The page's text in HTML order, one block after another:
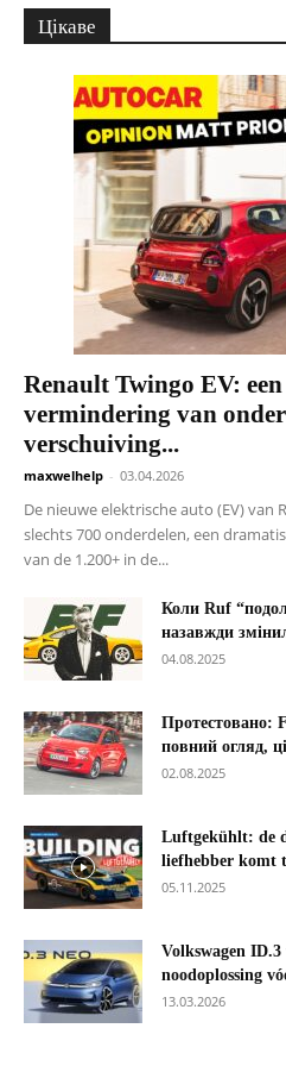
Цікаве
Renault Twingo EV:
vermindering van
verschuiving...
maxwelhelp - 03.04.2026
De nieuwe elektrische auto (EV) van
slechts 700 onderdelen, een
van de 1.200+ in de...
Коли Ruf
назавжди
04.08.2025
Протестовано:
повний огляд,
02.08.2025
Luftgekühlt: de
liefhebber komt
05.11.2025
Volkswagen
noodoplossing
13.03.2026